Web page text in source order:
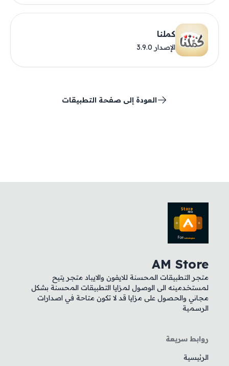
كملنا
الإصدار 3.9.0
العودة إلى صفحة التطبيقات
AM Store
متجر التطبيقات المحسنة للايفون والايباد متجر يتيح
لمستخدمينه الى الوصول لمزايا التطبيقات المحسنة بشكل
مجاني والحصول على مزايا قد لا تكون متاحة في اصدارات
الرسمية
روابط سريعة
الرئيسية